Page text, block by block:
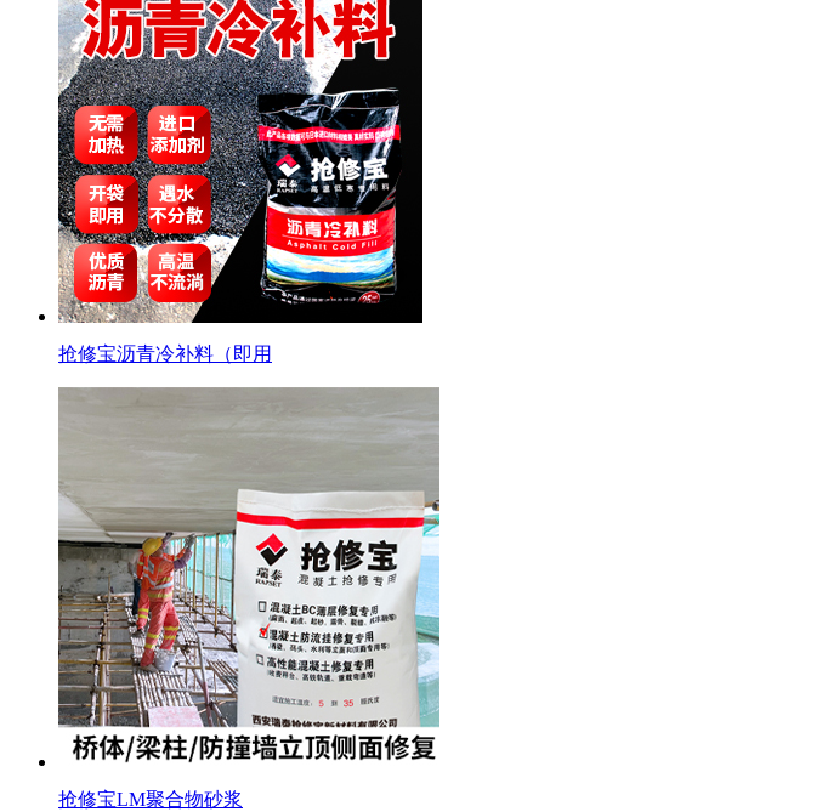
抢修宝沥青冷补料（即用
抢修宝LM聚合物砂浆